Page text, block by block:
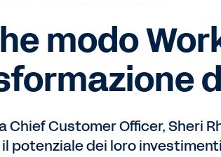
modo
Chief Customer Officer, Sheri
potenziale dei loro